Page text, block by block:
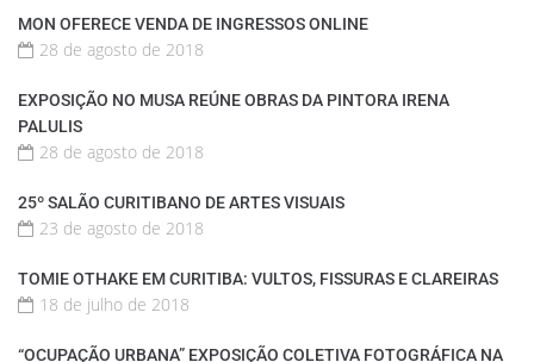
MON OFERECE VENDA DE INGRESSOS ONLINE
28 de agosto de 2018
EXPOSIÇÃO NO MUSA REÚNE OBRAS DA PINTORA IRENA
PALULIS
28 de agosto de 2018
25º SALÃO CURITIBANO DE ARTES VISUAIS
23 de agosto de 2018
TOMIE OTHAKE EM CURITIBA: VULTOS, FISSURAS E CLAREIRAS
18 de julho de 2018
“OCUPAÇÃO URBANA” EXPOSIÇÃO COLETIVA FOTOGRÁFICA NA